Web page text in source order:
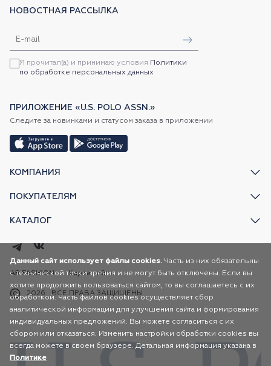
КОМПАНИЯ
ПОКУПАТЕЛЯМ
КАТАЛОГ
НОВОСТНАЯ РАССЫЛКА
Я прочитал(а) и принимаю условия Политики
по обработке персональных данных
ПРИЛОЖЕНИЕ «U.S. POLO ASSN.»
Следите за новинками и статусом заказа в приложении
2026 ВСЕ ПРАВА ЗАЩИЩЕНЫ
AR FASHION Карта сайта
Данный сайт использует файлы cookies. Часть из них обязательны
с технической точки зрения и не могут быть отключены. Если вы
хотите продолжить пользоваться сайтом, то вы соглашаетесь с их
обработкой. Часть файлов cookies осуществляет сбор
аналитической информации для улучшения сайта и формирования
индивидуальных предложений. Вы можете согласиться с их
сбором или отказаться. Изменить настройки обработки cookies вы
всегда можете в своем браузере. Детальная информация указана в
Политике